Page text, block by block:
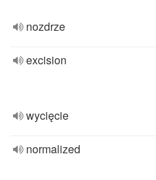
nozdrze
excision
wycięcie
normalized